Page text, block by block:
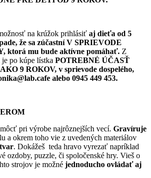
na krúžok prihlásiť aj dieťa od 5
že sa zúčastní V SPRIEVODE
ktorá mu bude aktívne pomáhať. Z
po kúpe lístka POTREBNÉ ÚČASŤ
9 ROKOV, v sprievode dospelého,
alebo 0945 449 453.
pri výrobe najrôznejších vecí. Gravíruje
a okrem toho vie z uvedených materiálov
. Dokážeš teda hravo vyrezať napríklad
ozdoby, puzzle, či spoločenské hry. Vieš o
strojov je možné jednoducho ovládať aj